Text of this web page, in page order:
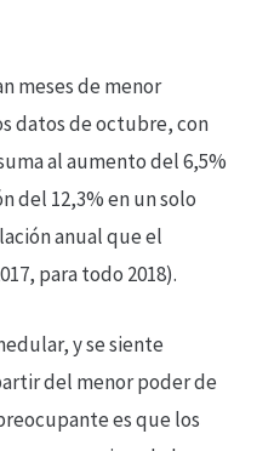
meses de menor
datos de octubre, con
al aumento del 6,5%
del 12,3% en un solo
anual que el
para todo 2018).
y se siente
del menor poder de
es que los